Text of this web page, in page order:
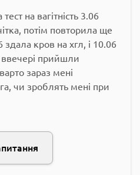
на вагітність 3.06
потім повторила ще
здала кров на хгл, і 10.06
ввечері прийшли
зараз мені
чи зроблять мені при